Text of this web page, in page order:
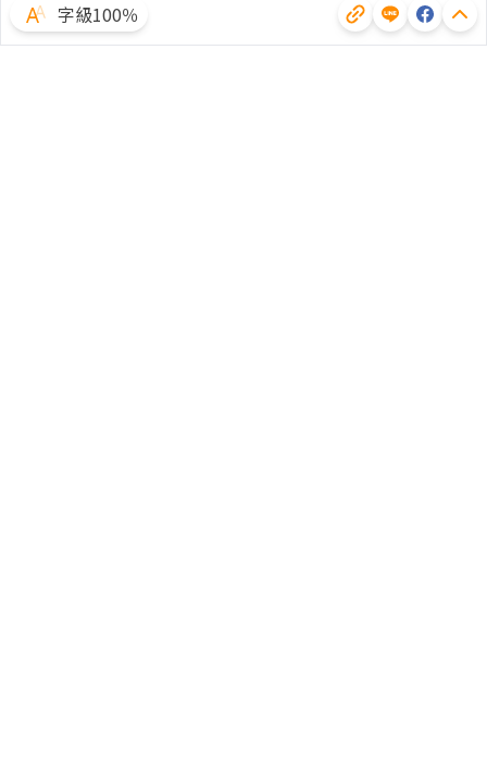
字級100％